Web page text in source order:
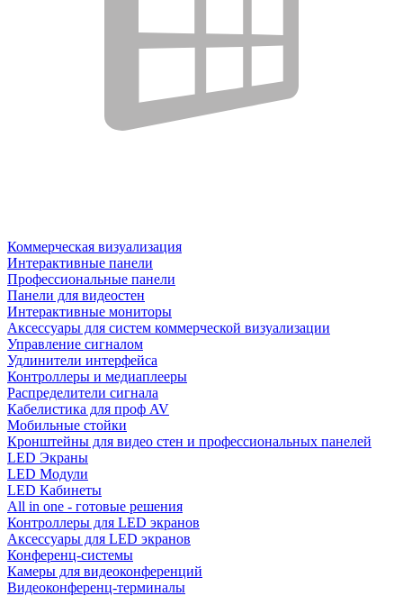
Коммерческая визуализация
Интерактивные панели
Профессиональные панели
Панели для видеостен
Интерактивные мониторы
Аксессуары для систем коммерческой визуализации
Управление сигналом
Удлинители интерфейса
Контроллеры и медиаплееры
Распределители сигнала
Кабелистика для проф AV
Мобильные стойки
Кронштейны для видео стен и профессиональных панелей
LED Экраны
LED Модули
LED Кабинеты
All in one - готовые решения
Контроллеры для LED экранов
Аксессуары для LED экранов
Конференц-системы
Камеры для видеоконференций
Видеоконференц-терминалы